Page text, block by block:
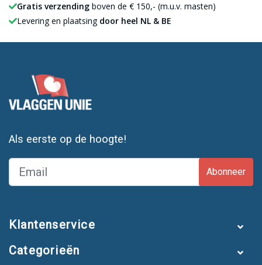
Gratis verzending boven de € 150,- (m.u.v. masten)
Levering en plaatsing door heel NL & BE
Als eerste op de hoogte!
Abonneer
Klantenservice
Categorieën